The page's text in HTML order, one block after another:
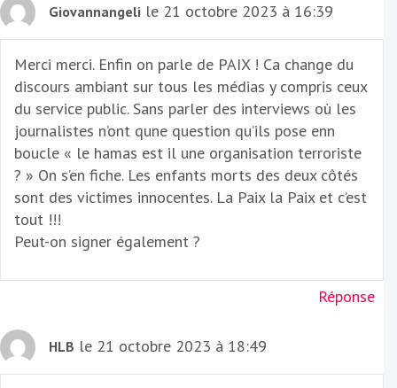
Giovannangeli le 21 octobre 2023 à 16:39
Merci merci. Enfin on parle de PAIX ! Ca change du
discours ambiant sur tous les médias y compris ceux
du service public. Sans parler des interviews où les
journalistes n’ont qune question qu’ils pose enn
boucle « le hamas est il une organisation terroriste
? » On s’en fiche. Les enfants morts des deux côtés
sont des victimes innocentes. La Paix la Paix et c’est
tout !!!
Peut-on signer également ?
Réponse
HLB le 21 octobre 2023 à 18:49